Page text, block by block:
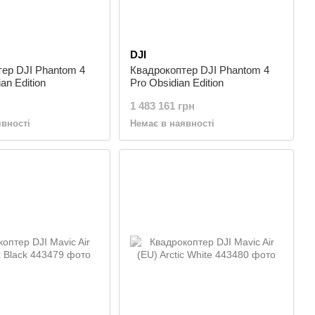
DJI Phantom 4
Edition
DJI
Квадрокоптер DJI Phantom 4
Pro Obsidian Edition
1 483 161 грн
Немає в наявності